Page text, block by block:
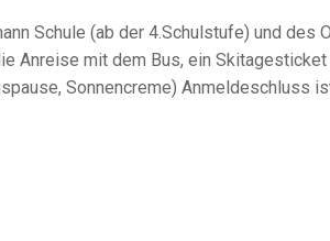
Schule (ab der 4.Schulstufe) und des
Anreise mit dem Bus, ein
Sonnencreme) Anmeldeschluss